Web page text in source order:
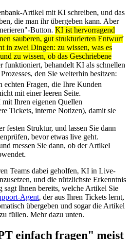
Artikel mit KI schreiben, und das
die man ihr übergeben kann. Aber
Button. KI ist hervorragend
sauberen, gut strukturierten Entwurf
in zwei Dingen: zu wissen, was es
zu wissen, ob das Geschriebene
funktioniert, behandelt KI als schnellen
den Sie weiterhin besitzen:
echten Fragen, die Ihre Kunden
mit einer leeren Seite.
Ihren eigenen Quellen
Tickets, interne Notizen), damit sie
festen Struktur, und lassen Sie dann
bevor etwas live geht.
messen Sie dann, ob der Artikel
Teams dabei geholfen, KI in Live-
und die nützlichste Erkenntnis
sagt Ihnen bereits, welche Artikel Sie
Agent, der aus Ihren Tickets lernt,
übergeben und sogar die Artikel
füllen. Mehr dazu unten.
einfach fragen" meist